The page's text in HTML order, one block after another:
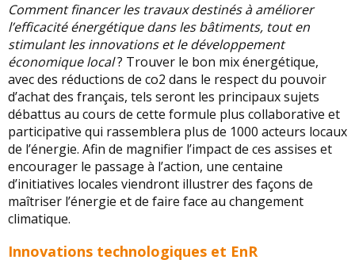
Comment financer les travaux destinés à améliorer
l’efficacité énergétique dans les bâtiments, tout en
stimulant les innovations et le développement
économique local? Trouver le bon mix énergétique,
avec des réductions de co2 dans le respect du pouvoir
d’achat des français, tels seront les principaux sujets
débattus au cours de cette formule plus collaborative et
participative qui rassemblera plus de 1000 acteurs locaux
de l’énergie. Afin de magnifier l’impact de ces assises et
encourager le passage à l’action, une centaine
d’initiatives locales viendront illustrer des façons de
maîtriser l’énergie et de faire face au changement
climatique.
Innovations technologiques et EnR